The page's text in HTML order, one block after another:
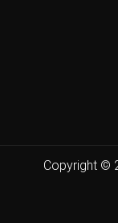
Copyright ©